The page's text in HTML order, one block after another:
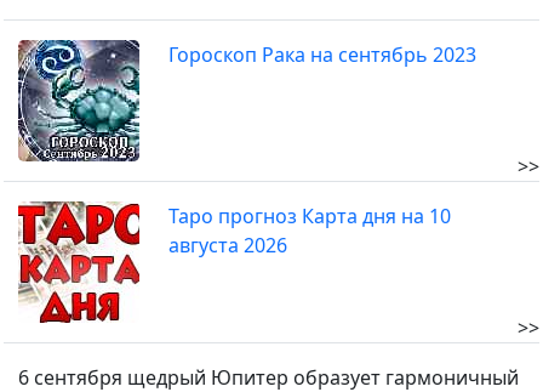
Гороскоп Рака на сентябрь 2023
>>
Таро прогноз Карта дня на 10
августа 2026
>>
6 сентября щедрый Юпитер образует гармоничный